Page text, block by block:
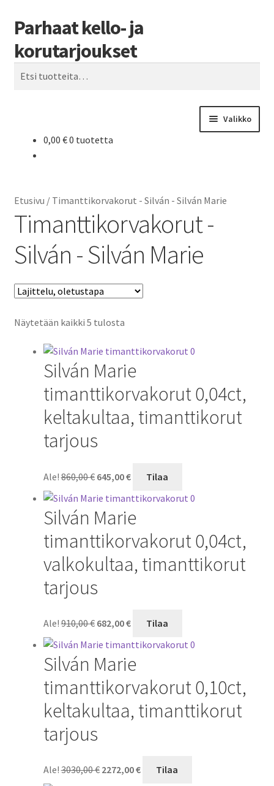
Siirry
navigointiin
Siirry
sisältöön
Parhaat kello- ja
korutarjoukset
Haku
Valikko
0,00 €0 tuotetta
Etusivu / Timanttikorvakorut - Silván - Silván Marie
Timanttikorvakorut -
Silván - Silván Marie
Näytetään kaikki 5 tulosta
Silván Marie
timanttikorvakorut 0,04ct,
keltakultaa, timanttikorut
tarjous
Ale!860,00€
hinta
oli:
860,00 €.
645,00€
on:
645,00 €.
Tilaa
Silván Marie
timanttikorvakorut 0,04ct,
valkokultaa, timanttikorut
tarjous
Ale!910,00€
hinta
oli:
910,00 €.
682,00€
on:
682,00 €.
Tilaa
Silván Marie
timanttikorvakorut 0,10ct,
keltakultaa, timanttikorut
tarjous
Ale!3030,00€
hinta
2272,00€ Tilaa